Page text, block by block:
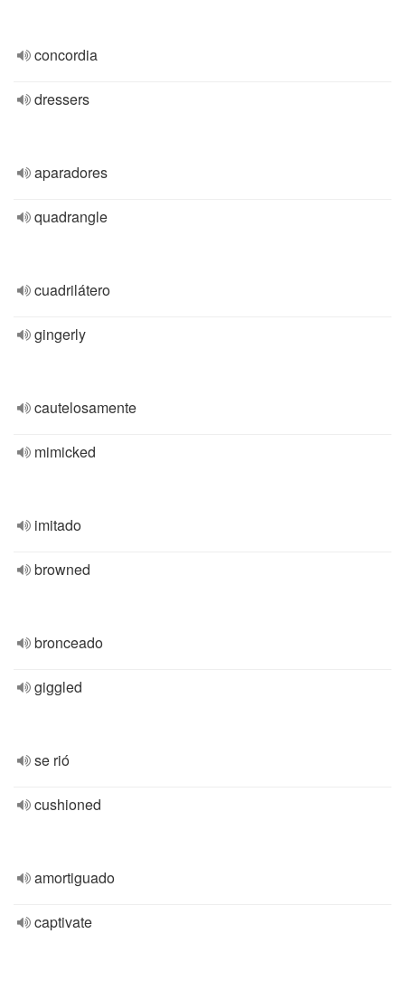
concordia
dressers
aparadores
quadrangle
cuadrilátero
gingerly
cautelosamente
mimicked
imitado
browned
bronceado
giggled
se rió
cushioned
amortiguado
captivate